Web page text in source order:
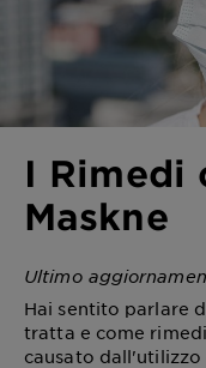
I Rimedi
Maskne
Ultimo
Hai sentito parlare
tratta e come
causato dall'utilizzo